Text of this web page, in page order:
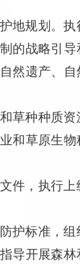
地规划。
的战略引
然遗产、
草种种质
和草原生
件，执行
护标准，
导开展森